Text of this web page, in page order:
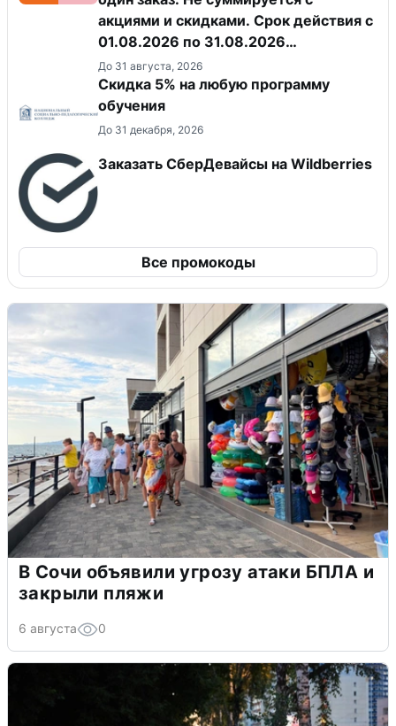
акциями и скидками. Срок действия с
01.08.2026 по 31.08.2026
(включительно).
До 31 августа, 2026
Скидка 5% на любую программу
обучения
До 31 декабря, 2026
Заказать СберДевайсы на Wildberries
Все промокоды
В Сочи объявили угрозу атаки БПЛА и
закрыли пляжи
6 августа 0